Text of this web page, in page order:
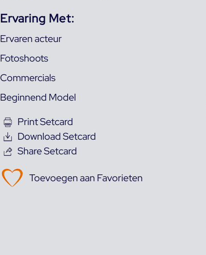
Ervaring Met:
Ervaren acteur
Fotoshoots
Commercials
Beginnend Model
Print Setcard
Download Setcard
Share Setcard
Toevoegen aan Favorieten